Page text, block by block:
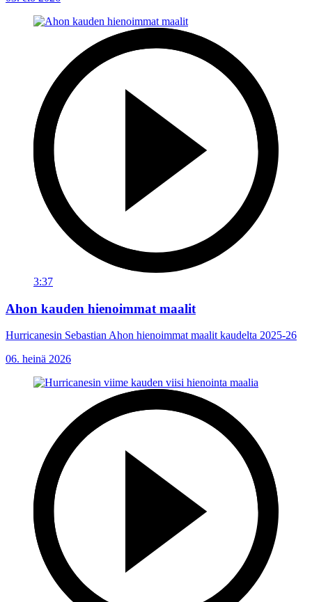
3:37
Ahon kauden hienoimmat maalit
Hurricanesin Sebastian Ahon hienoimmat maalit kaudelta 2025-26
06. heinä 2026